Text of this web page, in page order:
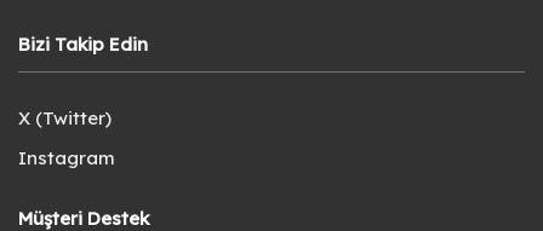
Bizi Takip Edin
X (Twitter)
Instagram
Müşteri Destek